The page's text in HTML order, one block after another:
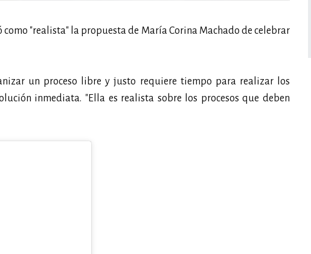
como "realista" la propuesta de María Corina Machado de celebrar
un proceso libre y justo requiere tiempo para realizar los
inmediata. "Ella es realista sobre los procesos que deben